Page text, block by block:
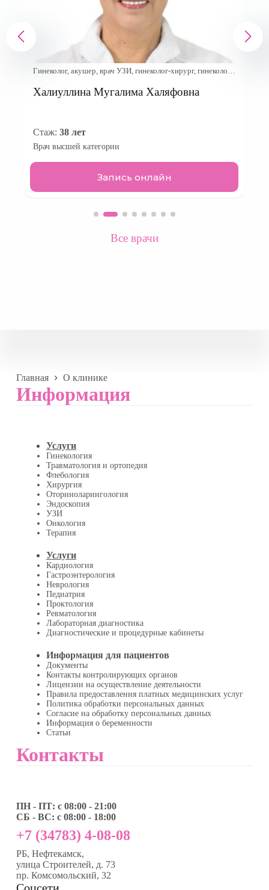
Гинеколог, акушер, врач узи, детский гинеколог
Кильметова Луиза Робертовна
Стаж:28 лет
Врач высшей категории
Запись онлайн
Все врачи
Главная О клинике
Информация
Услуги
Гинекология
Травматология и ортопедия
Флебология
Хирургия
Оториноларингология
Эндоскопия
УЗИ
Онкология
Терапия
Услуги
Кардиология
Гастроэнтерология
Неврология
Педиатрия
Проктология
Ревматология
Лабораторная диагностика
Диагностические и процедурные кабинеты
Информация для пациентов
Документы
Контакты контролирующих органов
Лицензии на осуществление деятельности
Правила предоставления платных медицинских услуг
Политика обработки персональных данных
Согласие на обработку персональных данных
Информация о беременности
Статьи
Контакты
ПН - ПТ: с 08:00 - 21:00
СБ - ВС: с 08:00 - 18:00
+7 (34783) 4-08-08
РБ, Нефтекамск,
улица Строителей, д. 73
пр. Комсомольский, 32